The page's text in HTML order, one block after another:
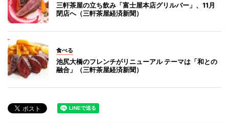
三軒茶屋の立ち飲み「富士屋本店グリルバー」、11月
閉店へ（三軒茶屋経済新聞）
食べる
池尻大橋のフレンチがリニューアル テーマは「和との
融合」（三軒茶屋経済新聞）